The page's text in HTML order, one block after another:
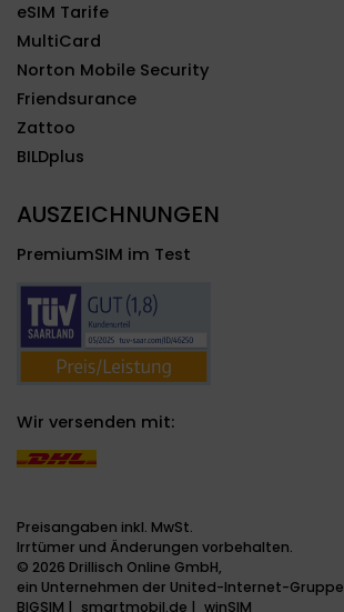
eSIM Tarife
MultiCard
Norton Mobile Security
Friendsurance
Zattoo
BILDplus
AUSZEICHNUNGEN
PremiumSIM im Test
Wir versenden mit:
Preisangaben inkl. MwSt.
Irrtümer und Änderungen vorbehalten.
© 2026 Drillisch Online GmbH,
ein Unternehmen der United-Internet-Gruppe
BIGSIM
smartmobil.de winSIM